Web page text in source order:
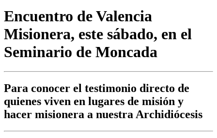
Encuentro de Valencia
Misionera, este sábado, en el
Seminario de Moncada
Para conocer el testimonio directo de
quienes viven en lugares de misión y
hacer misionera a nuestra Archidiócesis